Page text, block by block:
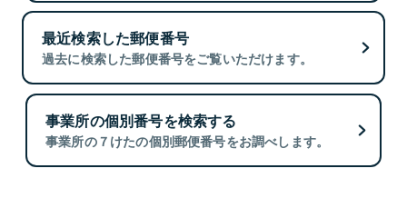
最近検索した郵便番号
過去に検索した郵便番号をご覧いただけます。
事業所の個別番号を検索する
事業所の７けたの個別郵便番号をお調べします。